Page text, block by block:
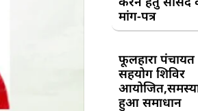
मांग-पत्र
फूलहारा
सहयोग शिविर
हुआ समाधान